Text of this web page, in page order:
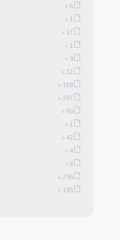
» 6
» 1
» 17
» 1
» 9
» 12
» 108
» 307
» 90
» 1
» 42
» 4
» 6
» 296
» 195